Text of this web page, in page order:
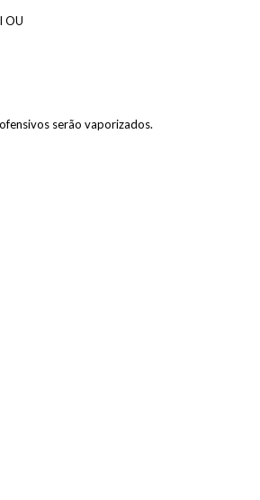
OU
serão vaporizados.